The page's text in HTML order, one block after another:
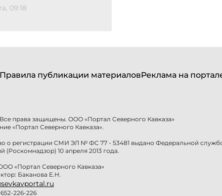
09:18
Правила публикации материаловРеклама на
права защищены. ООО «Портал Северного Кавказа»
«Портал Северного Кавказа».
о регистрации СМИ ЭЛ № ФС 77 - 53481 выдано Федеральной
(Роскомнадзор) 10 апреля 2013 года.
«Портал Северного Кавказа»
Баканова Е.Н.
226-226